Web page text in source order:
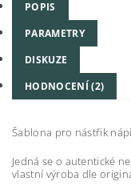
POPIS
PARAMETRY
DISKUZE
HODNOCENÍ (2)
Šablona pro nástřik
Jedná se o autentické
vlastní výroba dle